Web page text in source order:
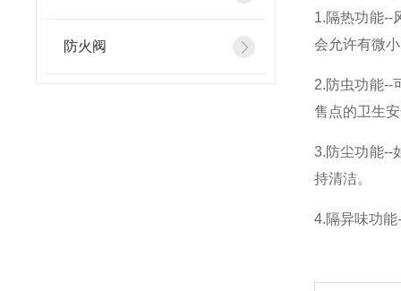
防火阀
1.隔热功能--
会允许有微
2.防虫功能--
售点的卫生
3.防尘功能--
持清洁。
4.隔异味功